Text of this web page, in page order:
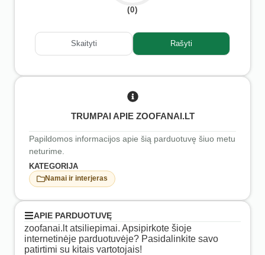
(0)
Skaityti Rašyti
TRUMPAI APIE ZOOFANAI.LT
Papildomos informacijos apie šią parduotuvę šiuo metu
neturime.
KATEGORIJA
Namai ir interjeras
APIE PARDUOTUVĘ
zoofanai.lt atsiliepimai. Apsipirkote šioje
internetinėje parduotuvėje? Pasidalinkite savo
patirtimi su kitais vartotojais!